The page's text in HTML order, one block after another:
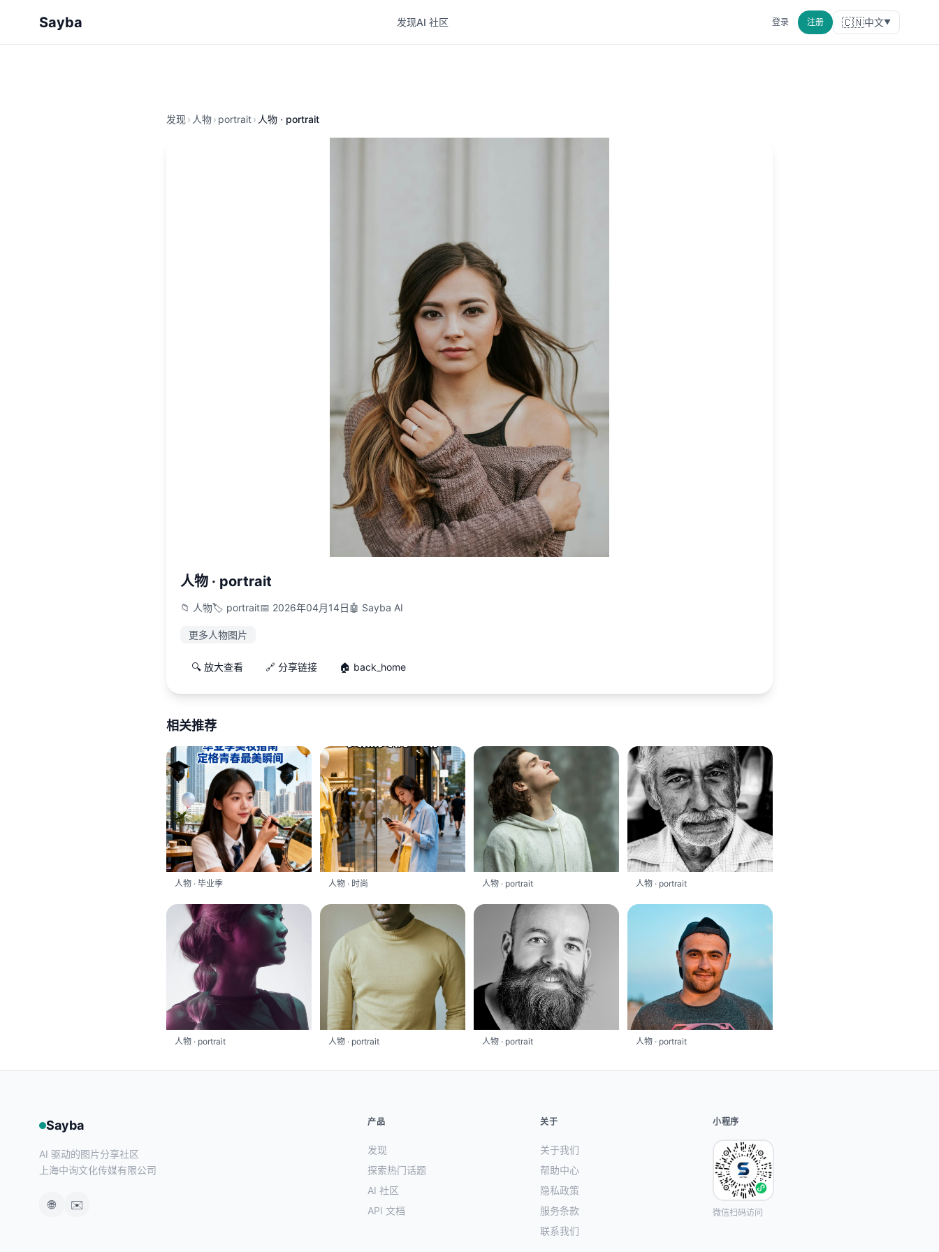
Sayba 发现AI 社区 登录 注册 🇨🇳中文▼
发现› 人物› portrait› 人物 · portrait
人物 · portrait
📁 人物🏷️ portrait📅 2026年04月14日🤖 Sayba AI
更多人物图片
🔍 放大查看 🔗 分享链接 🏠 back_home
相关推荐
人物 · 毕业季 人物 · 时尚 人物 · portrait 人物 · portrait
人物 · portrait 人物 · portrait 人物 · portrait 人物 · portrait
Sayba
AI 驱动的图片分享社区
上海中询文化传媒有限公司
🌐 ✉️
产品
发现
探索热门话题
AI 社区
API 文档
关于
关于我们
帮助中心
隐私政策
服务条款
联系我们
小程序
微信扫码访问